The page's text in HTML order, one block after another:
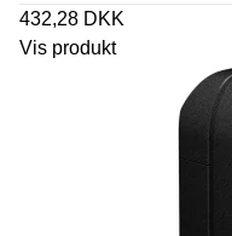
432,28 DKK
Vis produkt